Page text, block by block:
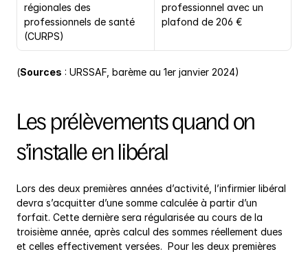
régionales des
professionnels de santé
(CURPS)
professionnel avec un
plafond de 206 €
(Sources : URSSAF, barème au 1er janvier 2024)
Les prélèvements quand on
s’installe en libéral
Lors des deux premières années d’activité, l’infirmier libéral
devra s’acquitter d’une somme calculée à partir d’un
forfait. Cette dernière sera régularisée au cours de la
troisième année, après calcul des sommes réellement dues
et celles effectivement versées.  Pour les deux premières